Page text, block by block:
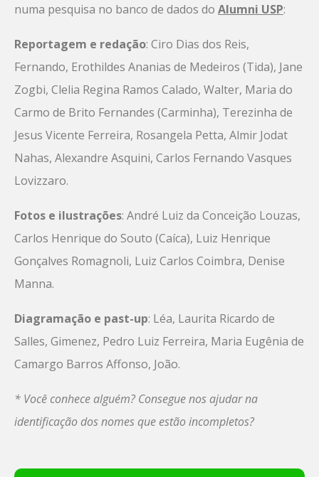
numa pesquisa no banco de dados do Alumni USP:
Reportagem e redação: Ciro Dias dos Reis,
Fernando, Erothildes Ananias de Medeiros (Tida), Jane
Zogbi, Clelia Regina Ramos Calado, Walter, Maria do
Carmo de Brito Fernandes (Carminha), Terezinha de
Jesus Vicente Ferreira, Rosangela Petta, Almir Jodat
Nahas, Alexandre Asquini, Carlos Fernando Vasques
Lovizzaro.
Fotos e ilustrações: André Luiz da Conceição Louzas,
Carlos Henrique do Souto (Caíca), Luiz Henrique
Gonçalves Romagnoli, Luiz Carlos Coimbra, Denise
Manna.
Diagramação e past-up: Léa, Laurita Ricardo de
Salles, Gimenez, Pedro Luiz Ferreira, Maria Eugênia de
Camargo Barros Affonso, João.
* Você conhece alguém? Consegue nos ajudar na
identificação dos nomes que estão incompletos?